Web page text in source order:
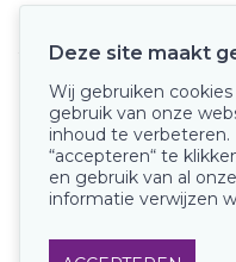
Deze site maakt
Wij gebruiken
gebruik van onze
inhoud te verbeteren.
“accepteren“ te
en gebruik van al
informatie verwijzen